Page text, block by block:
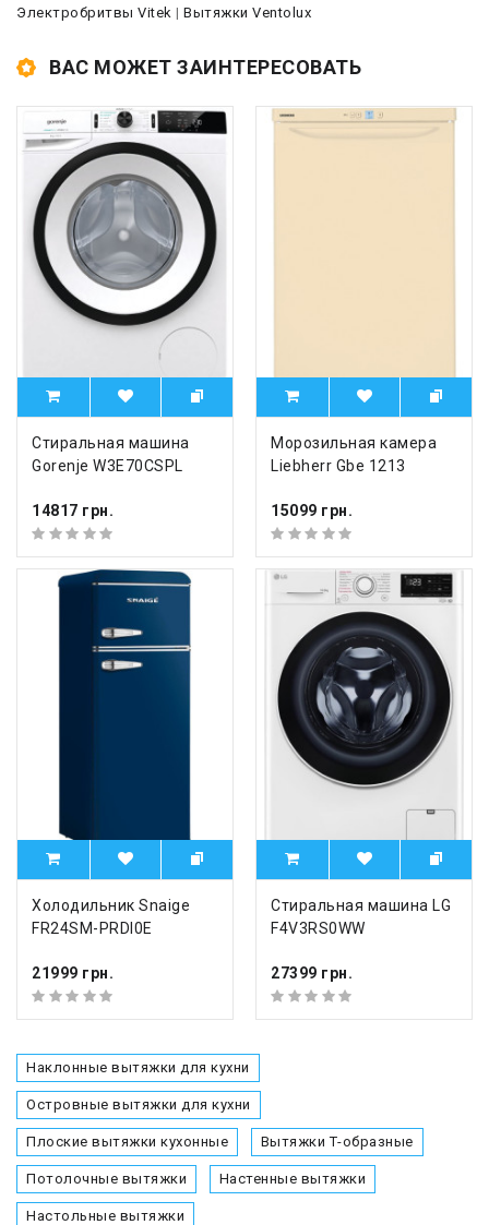
Электробритвы Vitek | Вытяжки Ventolux
ВАС МОЖЕТ ЗАИНТЕРЕСОВАТЬ
Стиральная машина
Gorenje W3E70CSPL
14817 грн.
Морозильная камера
Liebherr Gbe 1213
15099 грн.
Холодильник Snaige
FR24SM-PRDI0E
21999 грн.
Стиральная машина LG
F4V3RS0WW
27399 грн.
Наклонные вытяжки для кухни
Островные вытяжки для кухни
Плоские вытяжки кухонные Вытяжки Т-образные
Потолочные вытяжки Настенные вытяжки
Настольные вытяжки